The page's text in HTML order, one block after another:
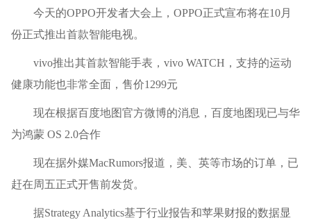
今天的OPPO开发者大会上，OPPO正式宣布将在10月
份正式推出首款智能电视。
vivo推出其首款智能手表，vivo WATCH，支持的运动
健康功能也非常全面，售价1299元
现在根据百度地图官方微博的消息，百度地图现已与华
为鸿蒙 OS 2.0合作
现在据外媒MacRumors报道，美、英等市场的订单，已
赶在周五正式开售前发货。
据Strategy Analytics基于行业报告和苹果财报的数据显